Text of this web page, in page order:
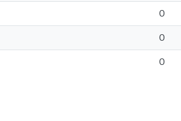
0
0
0